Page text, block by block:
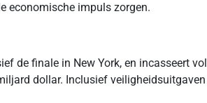
economische impuls zorgen.
de finale in New York, en incasseert
dollar. Inclusief